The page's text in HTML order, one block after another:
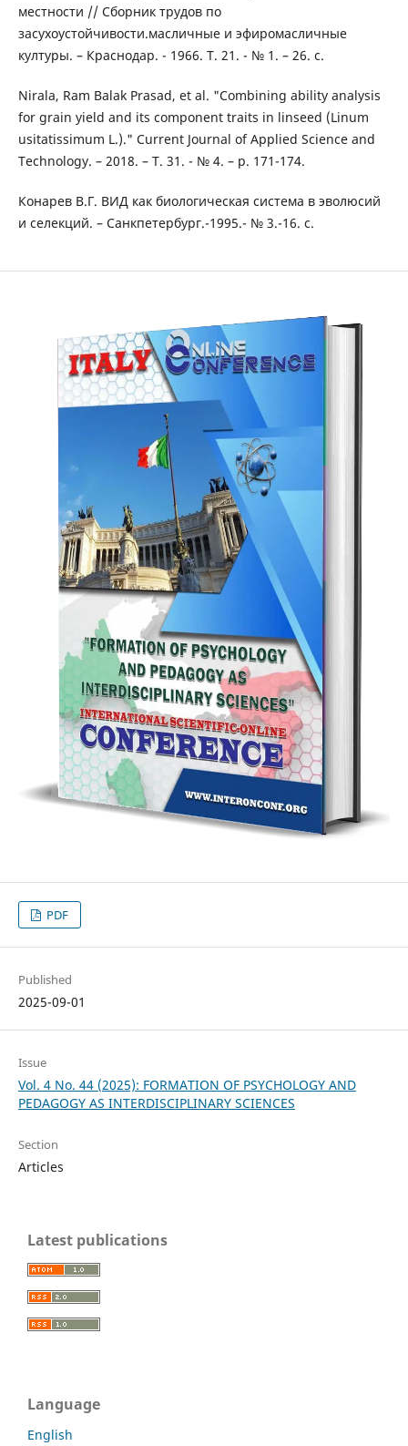
местности // Сборник трудов по
засухоустойчивости.масличные и эфиромасличные
културы. – Краснодар. - 1966. T. 21. - № 1. – 26. с.
Nirala, Ram Balak Prasad, et al. "Combining ability analysis
for grain yield and its component traits in linseed (Linum
usitatissimum L.)." Current Journal of Applied Science and
Technology. – 2018. – T. 31. - № 4. – p. 171-174.
Конарев В.Г. ВИД как биологическая система в эволюсий
и селекций. – Санкпетербург.-1995.- № 3.-16. c.
PDF
Published
2025-09-01
Issue
Vol. 4 No. 44 (2025): FORMATION OF PSYCHOLOGY AND
PEDAGOGY AS INTERDISCIPLINARY SCIENCES
Section
Articles
Latest publications
Language
English